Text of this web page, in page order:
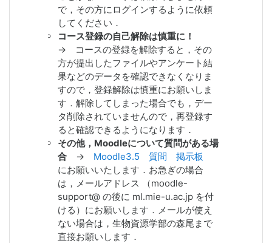
は終了しました（19:07）．
2019/05/29 メンテナンス作業は完了
しました（19:17）．
2019/04/26 メンテナンス作業は完了
しました（19:46）．
2019/04/25 英語e-Learningコンテン
ツは，Moodle2で提供することにしま
した．アクセス集中によるレスポンス
低下を防ぐためにご協力ください．
Moodle2には，画面上部のeラーニング
メニューから訪問していただけます．
2019/03/29 授業支援ボックスが利用
できるようになりました．
2019/03/22INFOSS情報倫理2019
入りました．速習版・ふりがな付き版
（留学生用）もあります．メニューバ
ーの「eラーニング」メニューから利用
いただけます．
で，その方にログインするように依頼
してください．
コース登録の自己解除は慎重に！
→ コースの登録を解除すると，その
方が提出したファイルやアンケート結
果などのデータを確認できなくなりま
すので，登録解除は慎重にお願いしま
す．解除してしまった場合でも，デー
タ削除されていませんので，再登録す
ると確認できるようになります．
その他， Moodleについて質問がある場
合
→ Moodle3.5 質問 掲示板
にお願いいたします．お急ぎの場合
は，メールアドレス （moodle-
support@ の後に ml.mie-u.ac.jp を付
ける）にお願いします．メールが使え
ない場合は，生物資源学部の森尾 まで
直接お願いします．